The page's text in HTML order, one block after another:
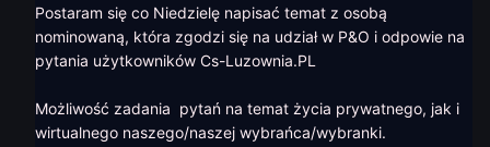
Postaram się co Niedzielę napisać temat z osobą
nominowaną, która zgodzi się na udział w P&O i odpowie na
pytania użytkowników Cs-Luzownia.PL
Możliwość zadania pytań na temat życia prywatnego, jak i
wirtualnego naszego/naszej wybrańca/wybranki.